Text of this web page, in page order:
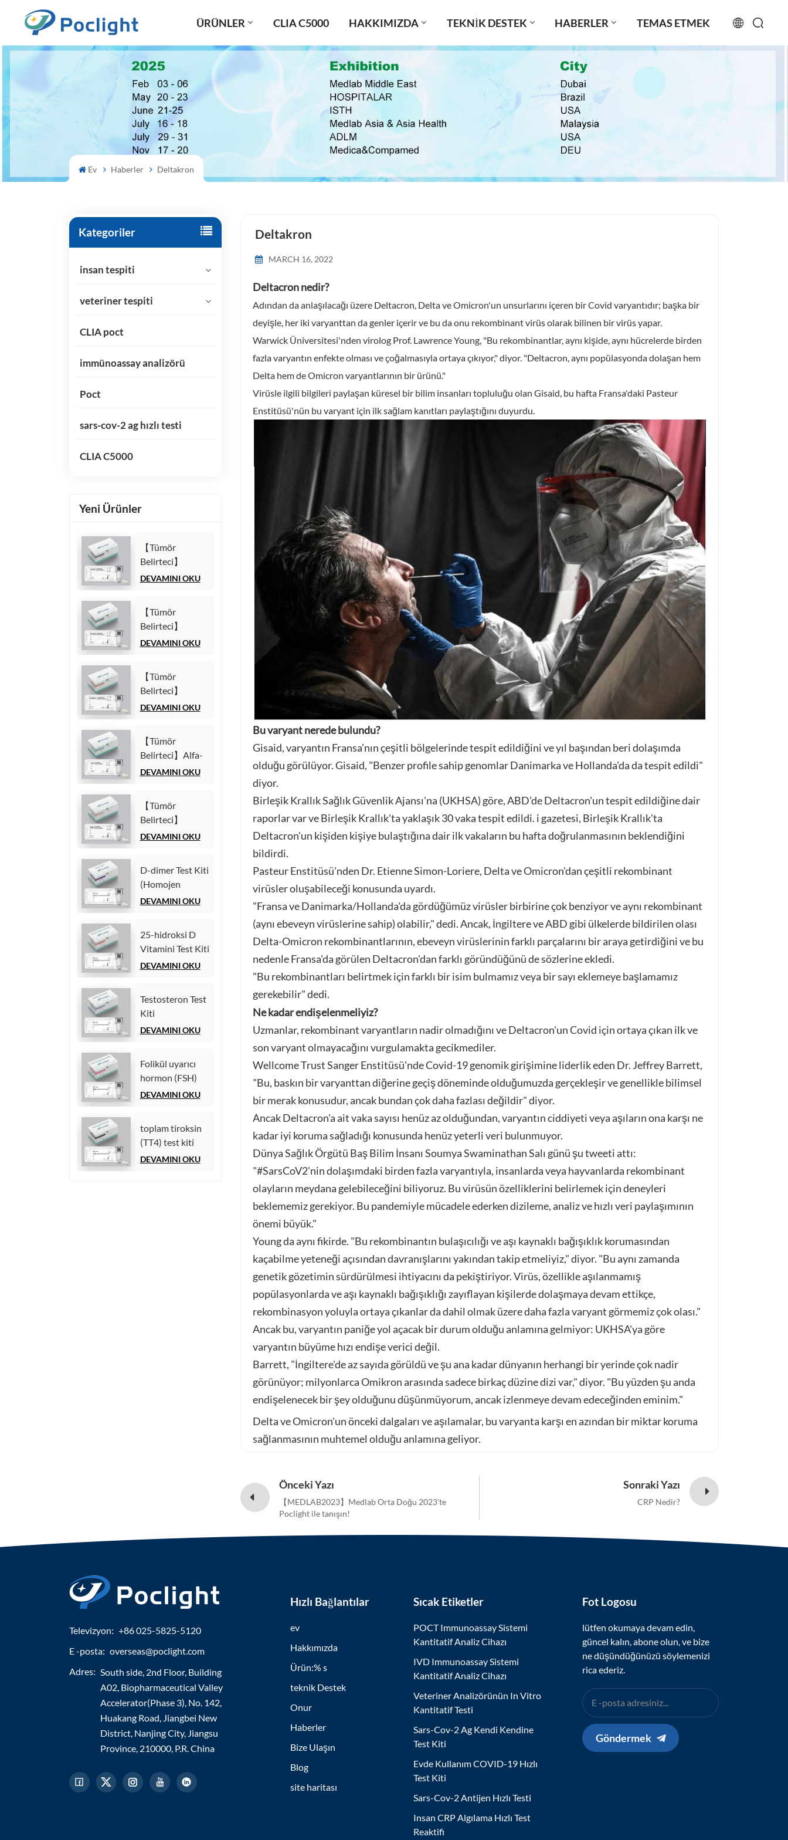
ÜRÜNLER CLIA C5000 HAKKIMIZDA TEKNIK DESTEK HABERLER TEMAS ETMEK
español
português
Indonesia
Ev Haberler Deltakron
Kategoriler
insan tespiti
veteriner tespiti
CLIA poct
immünoassay analizörü
Poct
sars-cov-2 ag hızlı testi
CLIA C5000
Yeni Ürünler
【Tümör
Belirteci】
Karbonhidrat
(Homojen
Kemilüminesans
İmmünolojik
DEVAMINI OKU
【Tümör
Belirteci】
Karbonhidrat
Kiti (Homojen
Kemilüminesans
İmmünolojik
DEVAMINI OKU
【Tümör
Belirteci】
Sitokeratin19
Test Kiti
(Homojen
Kemilüminesans
Test)
DEVAMINI OKU
【Tümör
Belirteci】Alfa-
Fetoprotein
Kemilüminesans
İmmünolojik
Test)
DEVAMINI OKU
【Tümör
Belirteci】
Karsinoembriyonik
(Homojen
Kemilüminesans
İmmünolojik
DEVAMINI OKU
D-dimer Test Kiti
(Homojen
Kemilüminesans
DEVAMINI OKU
25-hidroksi D
Vitamini Test Kiti
(Homojen
DEVAMINI OKU
Testosteron Test
Kiti
(Kemilüminesans
DEVAMINI OKU
Folikül uyarıcı
hormon (FSH)
test kiti
DEVAMINI OKU
toplam tiroksin
(TT4) test kiti
DEVAMINI OKU
Deltakron
MARCH 16, 2022
Deltacron nedir?
Adından da anlaşılacağı üzere Deltacron, Delta ve Omicron'un unsurlarını içeren bir Covid varyantıdır; başka bir
deyişle, her iki varyanttan da genler içerir ve bu da onu rekombinant virüs olarak bilinen bir virüs yapar.
Warwick Üniversitesi'nden virolog Prof. Lawrence Young, "Bu rekombinantlar, aynı kişide, aynı hücrelerde birden
fazla varyantın enfekte olması ve çoğalmasıyla ortaya çıkıyor," diyor. "Deltacron, aynı popülasyonda dolaşan hem
Delta hem de Omicron varyantlarının bir ürünü."
Virüsle ilgili bilgileri paylaşan küresel bir bilim insanları topluluğu olan Gisaid, bu hafta Fransa'daki Pasteur
Enstitüsü'nün bu varyant için ilk sağlam kanıtları paylaştığını duyurdu.
Bu varyant nerede bulundu?
Gisaid, varyantın Fransa'nın çeşitli bölgelerinde tespit edildiğini ve yıl başından beri dolaşımda
olduğu görülüyor. Gisaid, "Benzer profile sahip genomlar Danimarka ve Hollanda'da da tespit edildi"
diyor.
Birleşik Krallık Sağlık Güvenlik Ajansı'na (UKHSA) göre, ABD'de Deltacron'un tespit edildiğine dair
raporlar var ve Birleşik Krallık'ta yaklaşık 30 vaka tespit edildi. i gazetesi, Birleşik Krallık'ta
Deltacron'un kişiden kişiye bulaştığına dair ilk vakaların bu hafta doğrulanmasının beklendiğini
bildirdi.
Pasteur Enstitüsü'nden Dr. Etienne Simon-Loriere, Delta ve Omicron'dan çeşitli rekombinant
virüsler oluşabileceği konusunda uyardı.
"Fransa ve Danimarka/Hollanda'da gördüğümüz virüsler birbirine çok benziyor ve aynı rekombinant
(aynı ebeveyn virüslerine sahip) olabilir," dedi. Ancak, İngiltere ve ABD gibi ülkelerde bildirilen olası
Delta-Omicron rekombinantlarının, ebeveyn virüslerinin farklı parçalarını bir araya getirdiğini ve bu
nedenle Fransa'da görülen Deltacron'dan farklı göründüğünü de sözlerine ekledi.
"Bu rekombinantları belirtmek için farklı bir isim bulmamız veya bir sayı eklemeye başlamamız
gerekebilir" dedi.
Ne kadar endişelenmeliyiz?
Uzmanlar, rekombinant varyantların nadir olmadığını ve Deltacron'un Covid için ortaya çıkan ilk ve
son varyant olmayacağını vurgulamakta gecikmediler.
Wellcome Trust Sanger Enstitüsü'nde Covid-19 genomik girişimine liderlik eden Dr. Jeffrey Barrett,
"Bu, baskın bir varyanttan diğerine geçiş döneminde olduğumuzda gerçekleşir ve genellikle bilimsel
bir merak konusudur, ancak bundan çok daha fazlası değildir" diyor.
Ancak Deltacron'a ait vaka sayısı henüz az olduğundan, varyantın ciddiyeti veya aşıların ona karşı ne
kadar iyi koruma sağladığı konusunda henüz yeterli veri bulunmuyor.
Dünya Sağlık Örgütü Baş Bilim İnsanı Soumya Swaminathan Salı günü şu tweeti attı:
"#SarsCoV2'nin dolaşımdaki birden fazla varyantıyla, insanlarda veya hayvanlarda rekombinant
olayların meydana gelebileceğini biliyoruz. Bu virüsün özelliklerini belirlemek için deneyleri
beklememiz gerekiyor. Bu pandemiyle mücadele ederken dizileme, analiz ve hızlı veri paylaşımının
önemi büyük."
Young da aynı fikirde. "Bu rekombinantın bulaşıcılığı ve aşı kaynaklı bağışıklık korumasından
kaçabilme yeteneği açısından davranışlarını yakından takip etmeliyiz," diyor. "Bu aynı zamanda
genetik gözetimin sürdürülmesi ihtiyacını da pekiştiriyor. Virüs, özellikle aşılanmamış
popülasyonlarda ve aşı kaynaklı bağışıklığı zayıflayan kişilerde dolaşmaya devam ettikçe,
rekombinasyon yoluyla ortaya çıkanlar da dahil olmak üzere daha fazla varyant görmemiz çok olası."
Ancak bu, varyantın paniğe yol açacak bir durum olduğu anlamına gelmiyor: UKHSA'ya göre
varyantın büyüme hızı endişe verici değil.
Barrett, "İngiltere'de az sayıda görüldü ve şu ana kadar dünyanın herhangi bir yerinde çok nadir
görünüyor; milyonlarca Omikron arasında sadece birkaç düzine dizi var," diyor. "Bu yüzden şu anda
endişelenecek bir şey olduğunu düşünmüyorum, ancak izlenmeye devam edeceğinden eminim."
Delta ve Omicron'un önceki dalgaları ve aşılamalar, bu varyanta karşı en azından bir miktar koruma
sağlanmasının muhtemel olduğu anlamına geliyor.
Önceki Yazı
【MEDLAB2023】Medlab Orta Doğu 2023'te
Poclight ile tanışın!
Sonraki Yazı
CRP Nedir?
Televizyon: +86 025-5825-5120
E -posta: overseas@poclight.com
Adres: South side, 2nd Floor, Building
A02, Biopharmaceutical Valley
Accelerator(Phase 3), No. 142,
Huakang Road, Jiangbei New
District, Nanjing City, Jiangsu
Province, 210000, P.R. China
Hızlı Bağlantılar
ev
Hakkımızda
Ürün:% s
teknik Destek
Onur
Haberler
Bize Ulaşın
Blog
site haritası
Sıcak Etiketler
POCT Immunoassay Sistemi
Kantitatif Analiz Cihazı
IVD Immunoassay Sistemi
Kantitatif Analiz Cihazı
Veteriner Analizörünün In Vitro
Kantitatif Testi
Sars-Cov-2 Ag Kendi Kendine
Test Kiti
Evde Kullanım COVID-19 Hızlı
Test Kiti
Sars-Cov-2 Antijen Hızlı Testi
Insan CRP Algılama Hızlı Test
Reaktifi
Fot Logosu
lütfen okumaya devam edin,
güncel kalın, abone olun, ve bize
ne düşündüğünüzü söylemenizi
rica ederiz.
Göndermek